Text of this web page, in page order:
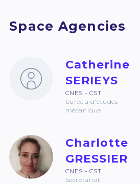
Space Agencies
Catherine
SERIEYS
CNES - CST
bureau d'etudes
mécanique
Charlotte
GRESSIER
CNES - CST
Secrétariat